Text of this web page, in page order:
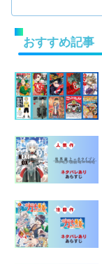
おすすめ記事